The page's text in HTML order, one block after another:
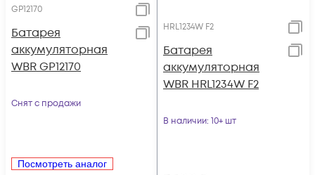
GP12170
Батарея
аккумуляторная
WBR GP12170
Снят с продажи
Посмотреть аналог
HRL1234W F2
Батарея
аккумуляторная
WBR HRL1234W F2
В наличии: 10+ шт